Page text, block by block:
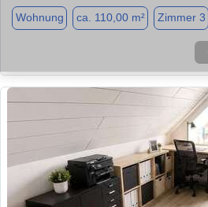
Wohnung ca. 110,00 m² Zimmer 3